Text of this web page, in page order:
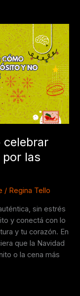
las
/ Regina Tello
sin estrés
y conectá con lo
y tu corazón. En
que la Navidad
o la cena más